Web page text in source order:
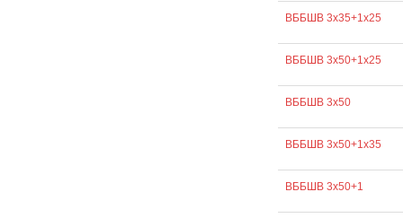
ВББШВ 3х35+1х25
ВББШВ 3х50+1х25
ВББШВ 3х50
ВББШВ 3х50+1х35
ВББШВ 3х50+1